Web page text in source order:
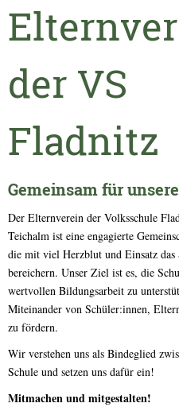
der VS
Fladnitz
Gemeinsam für
Der Elternverein der Volksschule
Teichalm ist eine engagierte
die mit viel Herzblut und Einsatz das
bereichern. Unser Ziel ist es, die
wertvollen Bildungsarbeit zu
Miteinander von Schüler:innen,
zu fördern.
Wir verstehen uns als Bindeglied
Schule und setzen uns dafür ein!
Mitmachen und mitgestalten!